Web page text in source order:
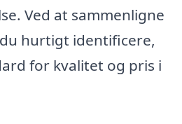
Ved at sammenligne
hurtigt identificere,
for kvalitet og pris i